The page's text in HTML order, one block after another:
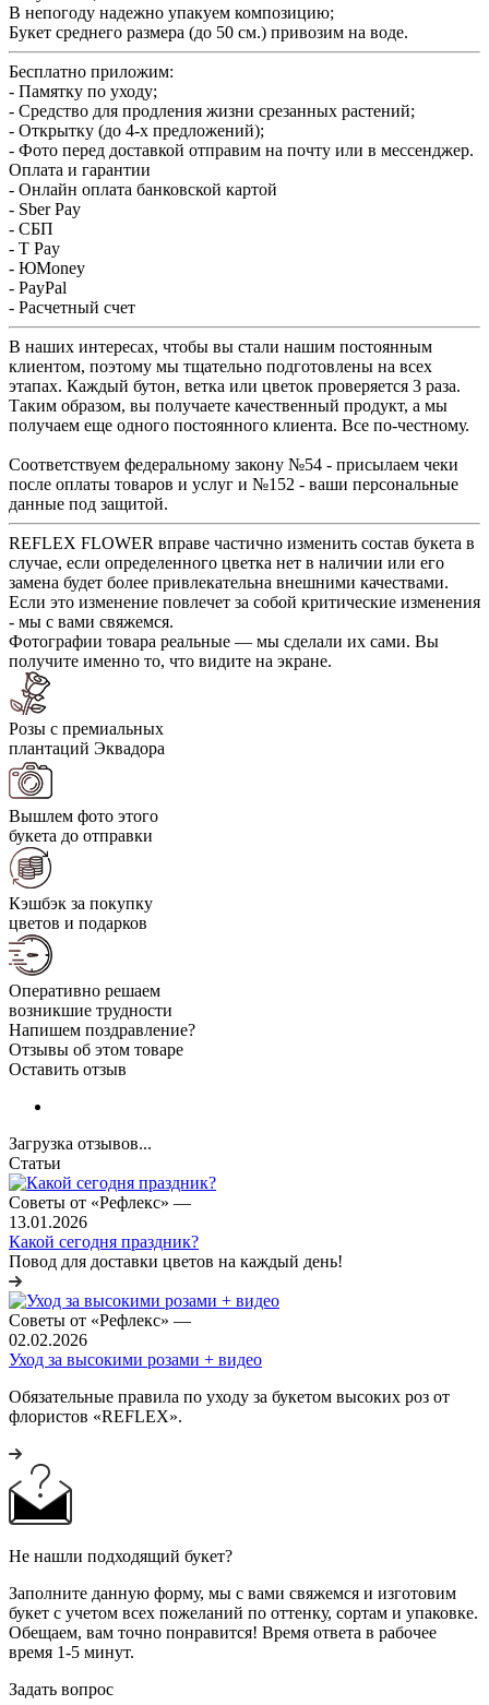
В непогоду надежно упакуем композицию;
Букет среднего размера (до 50 см.) привозим на воде.
Бесплатно приложим:
- Памятку по уходу;
- Средство для продления жизни срезанных растений;
- Открытку (до 4-х предложений);
- Фото перед доставкой отправим на почту или в мессенджер.
Оплата и гарантии
- Онлайн оплата банковской картой
- Sber Pay
- СБП
- T Pay
- ЮMoney
- PayPal
- Расчетный счет
В наших интересах, чтобы вы стали нашим постоянным
клиентом, поэтому мы тщательно подготовлены на всех
этапах. Каждый бутон, ветка или цветок проверяется 3 раза.
Таким образом, вы получаете качественный продукт, а мы
получаем еще одного постоянного клиента. Все по-честному.
Соответствуем федеральному закону №54 - присылаем чеки
после оплаты товаров и услуг и №152 - ваши персональные
данные под защитой.
REFLEX FLOWER вправе частично изменить состав букета в
случае, если определенного цветка нет в наличии или его
замена будет более привлекательна внешними качествами.
Если это изменение повлечет за собой критические изменения
- мы с вами свяжемся.
Фотографии товара реальные — мы сделали их сами. Вы
получите именно то, что видите на экране.
Розы с премиальных
плантаций Эквадора
Вышлем фото этого
букета до отправки
Кэшбэк за покупку
цветов и подарков
Оперативно решаем
возникшие трудности
Напишем поздравление?
Отзывы об этом товаре
Оставить отзыв
Загрузка отзывов...
Статьи
Советы от «Рефлекс» —
13.01.2026
Какой сегодня праздник?
Повод для доставки цветов на каждый день!
Советы от «Рефлекс» —
02.02.2026
Уход за высокими розами + видео
Обязательные правила по уходу за букетом высоких роз от
флористов «REFLEX».
Не нашли подходящий букет?
Заполните данную форму, мы с вами свяжемся и изготовим
букет с учетом всех пожеланий по оттенку, сортам и упаковке.
Обещаем, вам точно понравится! Время ответа в рабочее
время 1-5 минут.
Задать вопрос